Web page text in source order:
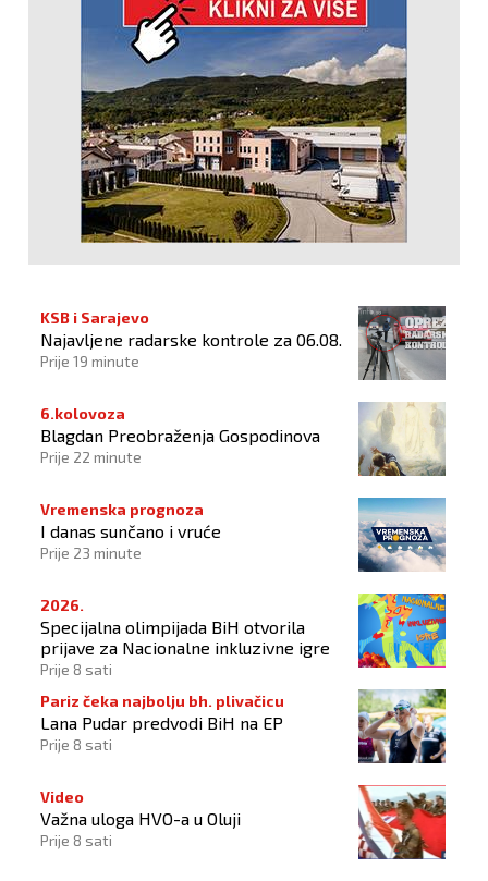
KSB i Sarajevo
Najavljene radarske kontrole za 06.08.
Prije 19 minute
6.kolovoza
Blagdan Preobraženja Gospodinova
Prije 22 minute
Vremenska prognoza
I danas sunčano i vruće
Prije 23 minute
2026.
Specijalna olimpijada BiH otvorila
prijave za Nacionalne inkluzivne igre
Prije 8 sati
Pariz čeka najbolju bh. plivačicu
Lana Pudar predvodi BiH na EP
Prije 8 sati
Video
Važna uloga HVO-a u Oluji
Prije 8 sati